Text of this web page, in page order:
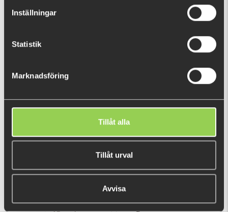
Inställningar
Statistik
Marknadsföring
Tillåt alla
Tillåt urval
Avvisa
€7.22
(€6.85)
Owner Wacky Hook,
€6.30
Owner Sniper Finesse,
€6.30
FEW LEFT